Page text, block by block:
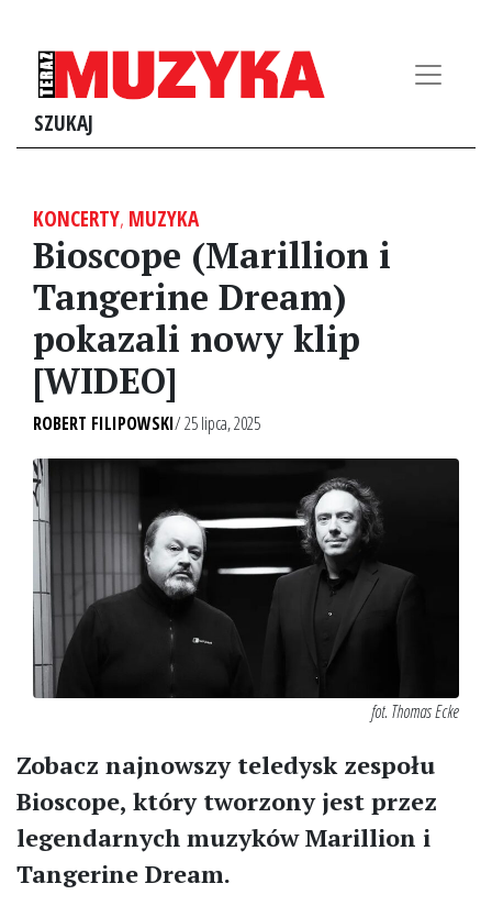
SZUKAJ
KONCERTY, MUZYKA
Bioscope (Marillion i
Tangerine Dream)
pokazali nowy klip
[WIDEO]
ROBERT FILIPOWSKI/ 25 lipca, 2025
fot. Thomas Ecke
Zobacz najnowszy teledysk zespołu
Bioscope, który tworzony jest przez
legendarnych muzyków Marillion i
Tangerine Dream.